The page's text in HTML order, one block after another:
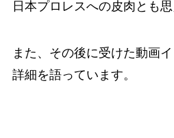
日本プロレスへの皮肉とも思
また、その後に受けた動画
詳細を語っています。